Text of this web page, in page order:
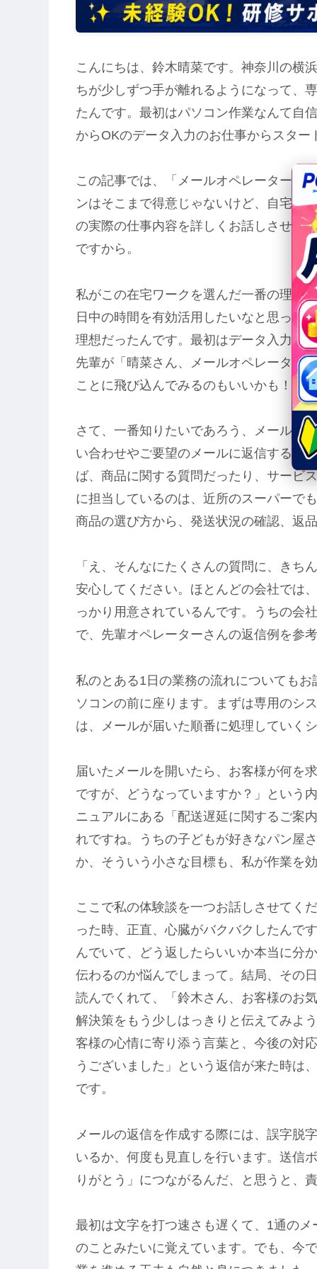
こんにちは、鈴木晴菜です。神奈川の横
ちが少しずつ手が離れるようになって、
たんです。最初はパソコン作業なんて自
からOKのデータ入力のお仕事からスタ
この記事では、「メールオペレーターっ
ンはそこまで得意じゃないけど、自宅で
の実際の仕事内容を詳しくお話しさせて
ですから。
私がこの在宅ワークを選んだ一番の理由
日中の時間を有効活用したいなと思って
理想だったんです。最初はデータ入力で
先輩が「晴菜さん、メールオペレーター
ことに飛び込んでみるのもいいかも！」
さて、一番知りたいであろう、メールオ
い合わせやご要望のメールに返信するの
ば、商品に関する質問だったり、サービ
に担当しているのは、近所のスーパーで
商品の選び方から、発送状況の確認、返
「え、そんなにたくさんの質問に、き
安心してください。ほとんどの会社では
っかり用意されているんです。うちの会
で、先輩オペレーターさんの返信例を参
私のとある1日の業務の流れについても
ソコンの前に座ります。まずは専用のシ
は、メールが届いた順番に処理していく
届いたメールを開いたら、お客様が何を
ですが、どうなっていますか？」という
ニュアルにある「配送遅延に関するご案
れですね。うちの子どもが好きなパン屋
か、そういう小さな目標も、私が作業を
ここで私の体験談を一つお話しさせてく
った時、正直、心臓がバクバクしたんで
んでいて、どう返したらいいか本当に分
伝わるのか悩んでしまって。結局、その
読んでくれて、「鈴木さん、お客様のお
解決策をもう少しはっきりと伝えてみよ
客様の心情に寄り添う言葉と、今後の対
うございました」という返信が来た時は
です。
メールの返信を作成する際には、誤字脱
いるか、何度も見直しを行います。送信
りがとう」につながるんだ、と思うと、
最初は文字を打つ速さも遅くて、1通の
のことみたいに覚えています。でも、今